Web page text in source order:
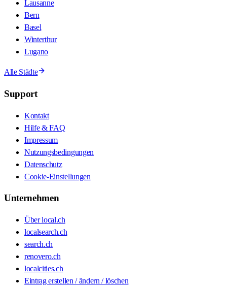
Lausanne
Bern
Basel
Winterthur
Lugano
Alle Städte
Support
Kontakt
Hilfe & FAQ
Impressum
Nutzungsbedingungen
Datenschutz
Cookie-Einstellungen
Unternehmen
Über local.ch
localsearch.ch
search.ch
renovero.ch
localcities.ch
Eintrag erstellen / ändern / löschen